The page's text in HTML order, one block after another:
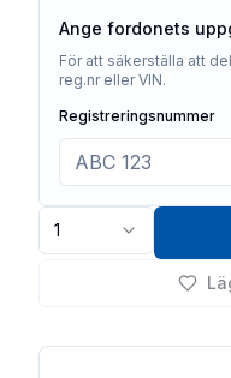
Ange fordonets
För att säkerställa att
reg.nr eller VIN.
Registreringsnummer
1